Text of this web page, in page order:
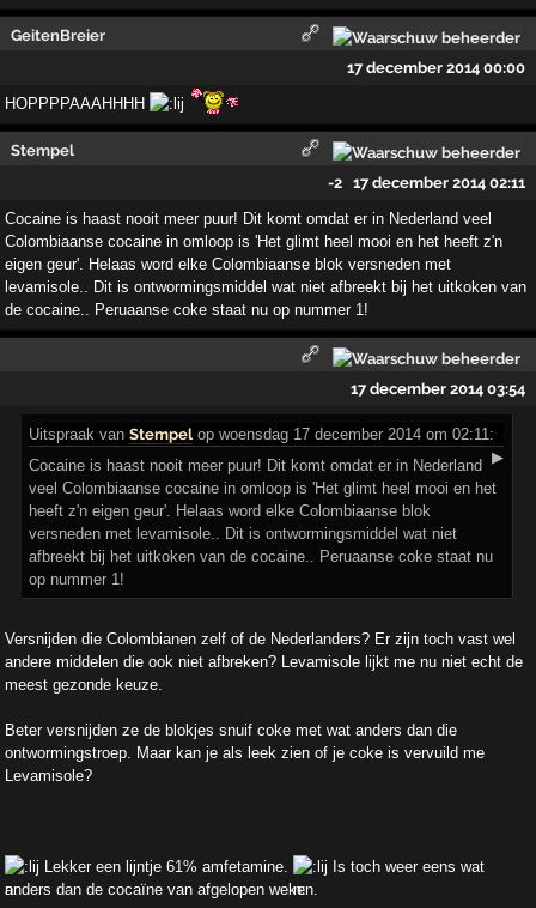
GeitenBreier
17 december 2014 00:00
HOPPPPAAAHHHH
Stempel
-2
17 december 2014 02:11
Cocaine is haast nooit meer puur! Dit komt omdat er in Nederland veel
Colombiaanse cocaine in omloop is 'Het glimt heel mooi en het heeft z'n
eigen geur'. Helaas word elke Colombiaanse blok versneden met
levamisole.. Dit is ontwormingsmiddel wat niet afbreekt bij het uitkoken van
de cocaine.. Peruaanse coke staat nu op nummer 1!
17 december 2014 03:54
Uitspraak vanStempel op woensdag 17 december 2014 om 02:11:
▶
Cocaine is haast nooit meer puur! Dit komt omdat er in Nederland
veel Colombiaanse cocaine in omloop is 'Het glimt heel mooi en het
heeft z'n eigen geur'. Helaas word elke Colombiaanse blok
versneden met levamisole.. Dit is ontwormingsmiddel wat niet
afbreekt bij het uitkoken van de cocaine.. Peruaanse coke staat nu
op nummer 1!
Versnijden die Colombianen zelf of de Nederlanders? Er zijn toch vast wel
andere middelen die ook niet afbreken? Levamisole lijkt me nu niet echt de
meest gezonde keuze.
Beter versnijden ze de blokjes snuif coke met wat anders dan die
ontwormingstroep. Maar kan je als leek zien of je coke is vervuild me
Levamisole?
Lekker een lijntje 61% amfetamine.
Is toch weer eens wat
anders dan de cocaïne van afgelopen weken.